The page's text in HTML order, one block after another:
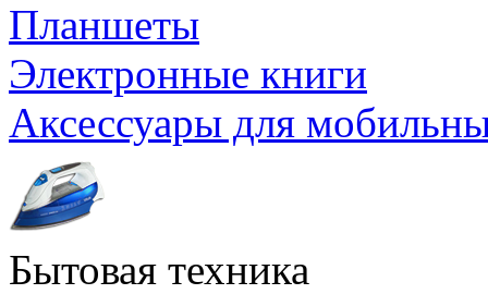
Планшеты
Электронные книги
Аксессуары для
Бытовая техника